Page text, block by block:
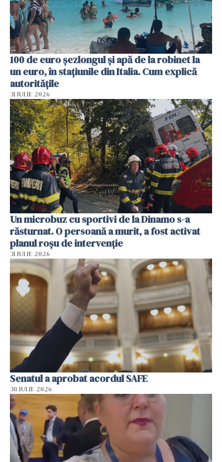
100 de euro șezlongul și apă de la robinet la
un euro, în stațiunile din Italia. Cum explică
autoritățile
31 IULIE 2026
Un microbuz cu sportivi de la Dinamo s-a
răsturnat. O persoană a murit, a fost activat
planul roșu de intervenție
31 IULIE 2026
Senatul a aprobat acordul SAFE
30 IULIE 2026